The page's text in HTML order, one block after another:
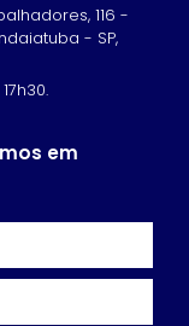
116 -
- SP,
em